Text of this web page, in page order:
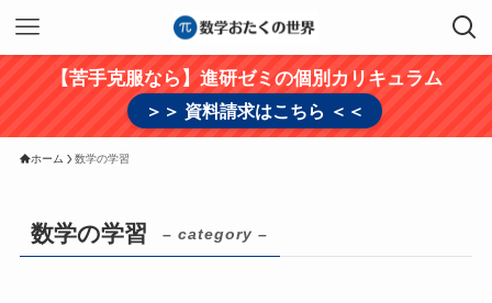
【苦手克服なら】進研ゼミの個別カリキュラム
＞＞ 資料請求はこちら ＜＜
ホーム 数学の学習
数学の学習 – category –